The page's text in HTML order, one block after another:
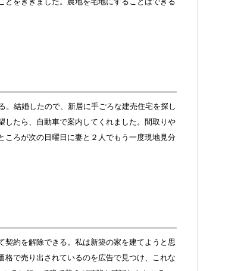
結婚したので、新居に手ごろな建売住宅を探し
たら、自動車で案内してくれました。間取りや
ろが次の日曜日に妻と２人でもう一度現地見分
約を解除できる。私は新築の家を建てようと思
で売り出されているのを広告で見つけ、これな